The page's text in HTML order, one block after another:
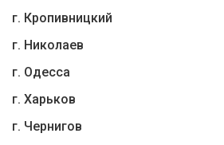
г. Кропивницкий
г. Николаев
г. Одесса
г. Харьков
г. Чернигов